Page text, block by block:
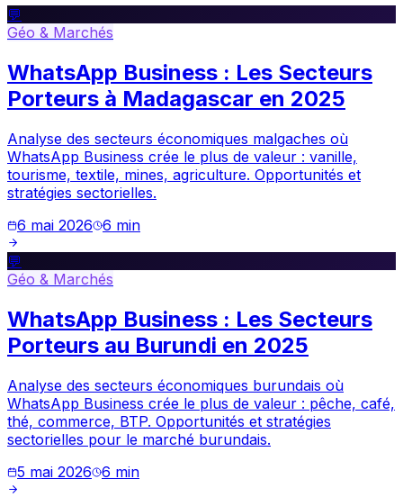
💬
Géo & Marchés
WhatsApp Business : Les Secteurs
Porteurs à Madagascar en 2025
Analyse des secteurs économiques malgaches où
WhatsApp Business crée le plus de valeur : vanille,
tourisme, textile, mines, agriculture. Opportunités et
stratégies sectorielles.
6 mai 2026 6 min
💬
Géo & Marchés
WhatsApp Business : Les Secteurs
Porteurs au Burundi en 2025
Analyse des secteurs économiques burundais où
WhatsApp Business crée le plus de valeur : pêche, café,
thé, commerce, BTP. Opportunités et stratégies
sectorielles pour le marché burundais.
5 mai 2026 6 min